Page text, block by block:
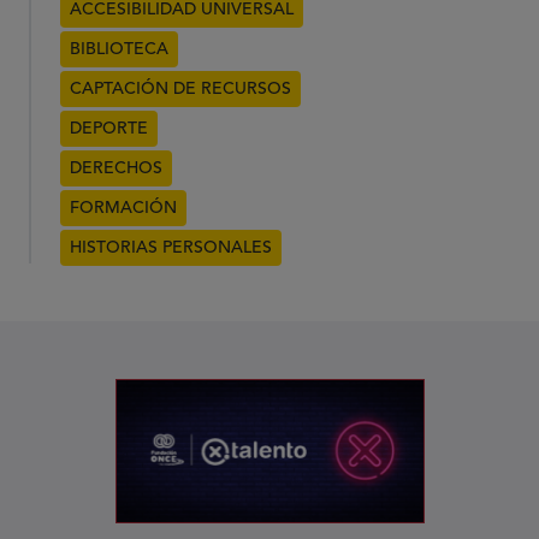
ACCESIBILIDAD UNIVERSAL
BIBLIOTECA
CAPTACIÓN DE RECURSOS
DEPORTE
DERECHOS
FORMACIÓN
HISTORIAS PERSONALES